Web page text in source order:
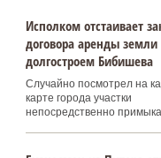
Исполком отстаивает
договора аренды
долгостроем Бибишева
Случайно посмотрел на
карте города участки
непосредственно